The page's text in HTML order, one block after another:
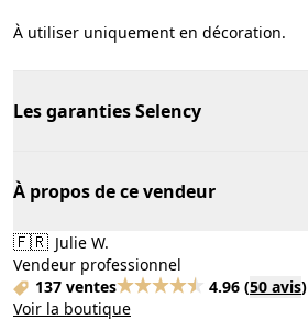
À utiliser uniquement en décoration.
Les garanties Selency
À propos de ce vendeur
🇫🇷 Julie W.
Vendeur professionnel
137 ventes
4.96 (50 avis)
Voir la boutique